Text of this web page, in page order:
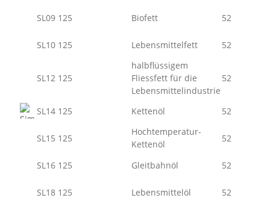
SL09 125 Biofett 52
SL10 125 Lebensmittelfett 52
SL12 125
halbflüssigem
Fliessfett für die
Lebensmittelindustrie
52
SL14 125 Kettenöl 52
SL15 125
Hochtemperatur-
Kettenöl
52
SL16 125 Gleitbahnöl 52
SL18 125 Lebensmittelöl 52